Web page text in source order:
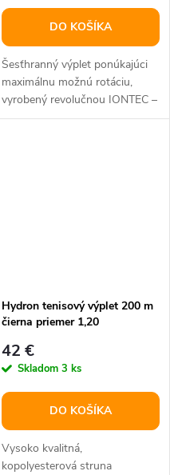
DO KOŠÍKA
Šesťhranný výplet ponúkajúci
maximálnu možnú rotáciu,
vyrobený revolučnou IONTEC –
ION technológiou pre
Hydron tenisový výplet 200 m
čierna priemer 1,20
42 €
Skladom 3 ks
DO KOŠÍKA
Vysoko kvalitná,
kopolyesterová struna